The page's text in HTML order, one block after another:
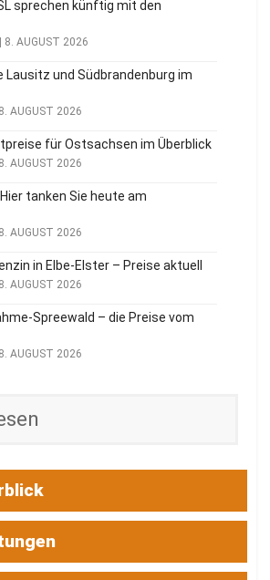
sprechen künftig mit den
AUGUST 2026
Lausitz und Südbrandenburg im
AUGUST 2026
für Ostsachsen im Überblick
AUGUST 2026
tanken Sie heute am
AUGUST 2026
in Elbe-Elster – Preise aktuell
AUGUST 2026
Spreewald – die Preise vom
AUGUST 2026